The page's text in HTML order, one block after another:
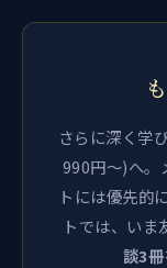
さらに深く学
990円〜)へ。
トには優先的
トでは、いま
談3冊